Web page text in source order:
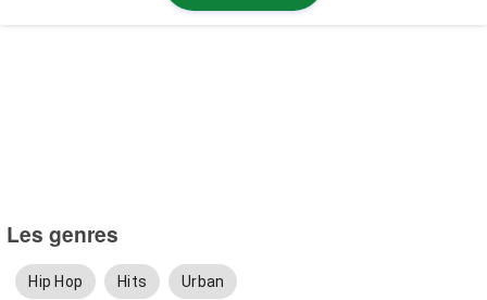
Les genres
Hip Hop Hits Urban